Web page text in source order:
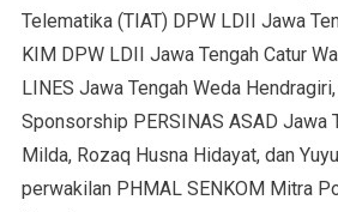
Telematika (TIAT) DPW LDII Jawa
KIM DPW LDII Jawa Tengah Catur
LINES Jawa Tengah Weda
Sponsorship PERSINAS ASAD Jawa
Milda, Rozaq Husna Hidayat, dan
perwakilan PHMAL SENKOM Mitra